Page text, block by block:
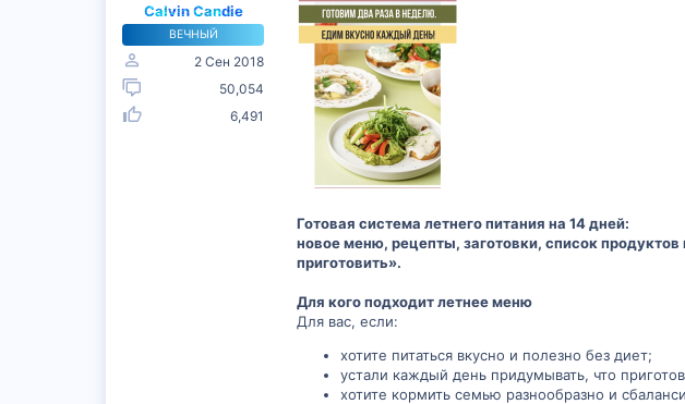
Calvin Candie
ВЕЧНЫЙ
2 Сен 2018
50,054
6,491
Готовая система летнего питания на 14 дней:
новое меню, рецепты, заготовки, список
приготовить».
Для кого подходит летнее меню
Для вас, если:
хотите питаться вкусно и полезно без диет;
устали каждый день придумывать, что
хотите кормить семью разнообразно и